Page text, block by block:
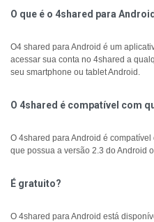
O que é o 4shared para
O4 shared para Android é um
acessar sua conta no 4shared a
seu smartphone ou tablet Android.
O 4shared é compatível com
O 4shared para Android é
que possua a versão 2.3 do Android
É gratuito?
O 4shared para Android está